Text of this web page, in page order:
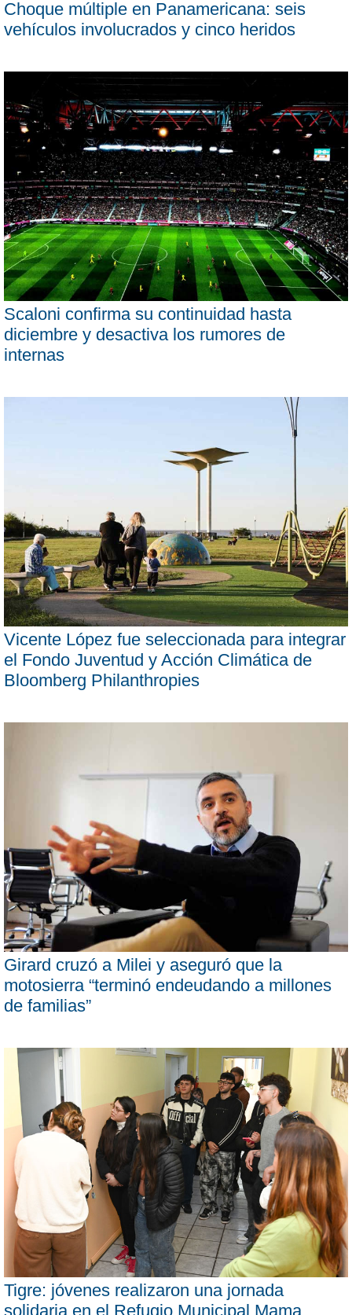
Choque múltiple en Panamericana: seis
vehículos involucrados y cinco heridos
Scaloni confirma su continuidad hasta
diciembre y desactiva los rumores de
internas
Vicente López fue seleccionada para integrar
el Fondo Juventud y Acción Climática de
Bloomberg Philanthropies
Girard cruzó a Milei y aseguró que la
motosierra “terminó endeudando a millones
de familias”
Tigre: jóvenes realizaron una jornada
solidaria en el Refugio Municipal Mama